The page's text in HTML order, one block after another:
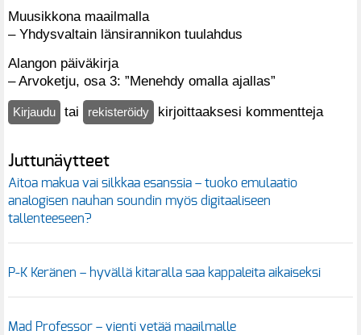
Muusikkona maailmalla
– Yhdysvaltain länsirannikon tuulahdus
Alangon päiväkirja
– Arvoketju, osa 3: ”Menehdy omalla ajallas”
Kirjaudu tai rekisteröidy kirjoittaaksesi kommentteja
Juttunäytteet
Aitoa makua vai silkkaa esanssia – tuoko emulaatio
analogisen nauhan soundin myös digitaaliseen
tallenteeseen?
P-K Keränen – hyvällä kitaralla saa kappaleita aikaiseksi
Mad Professor – vienti vetää maailmalle